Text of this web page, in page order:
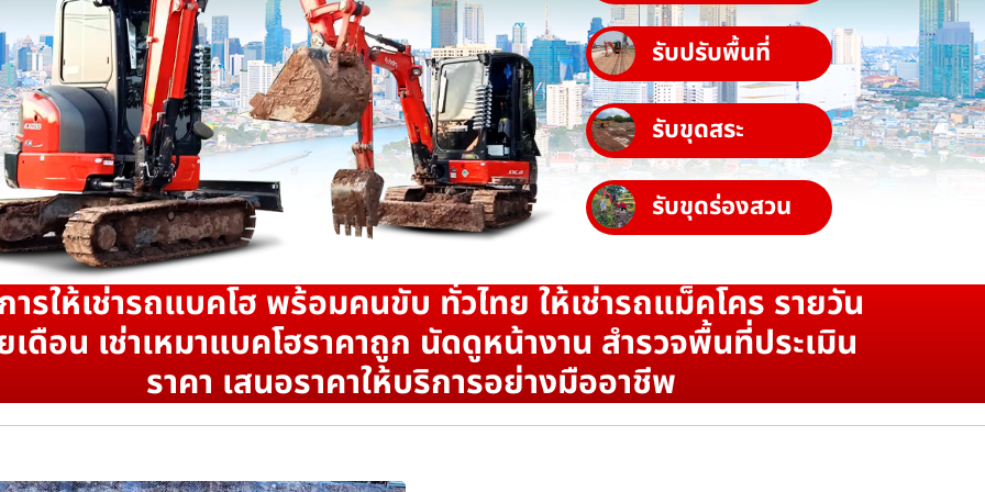
รับปรับพื้นที่
รับขุดสระ
รับขุดร่องสวน
ารให้เช่ารถแบคโฮ พร้อมคนขับ ทั่วไทย ให้เช่ารถแม็คโคร รายวัน
เดือน เช่าเหมาแบคโฮราคาถูก นัดดูหน้างาน สำรวจพื้นที่ประเมิน
ราคา เสนอราคาให้บริการอย่างมืออาชีพ